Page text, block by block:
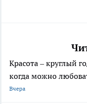
Красота – круглый
когда можно
Вчера